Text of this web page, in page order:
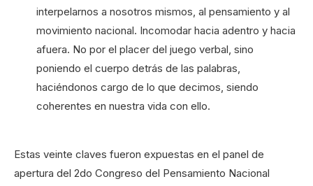
interpelarnos a nosotros mismos, al pensamiento y al
movimiento nacional. Incomodar hacia adentro y hacia
afuera. No por el placer del juego verbal, sino
poniendo el cuerpo detrás de las palabras,
haciéndonos cargo de lo que decimos, siendo
coherentes en nuestra vida con ello.
Estas veinte claves fueron expuestas en el panel de
apertura del 2do Congreso del Pensamiento Nacional